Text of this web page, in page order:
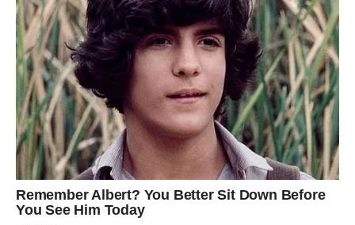
DJEVICA